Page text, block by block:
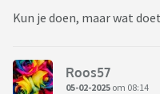
Kun je doen, maar wat
Roos57
05-02-2025 om 08:14